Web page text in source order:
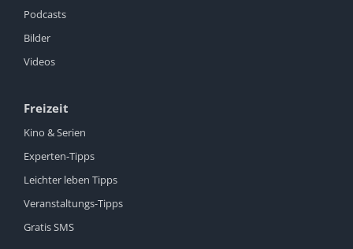
Podcasts
Bilder
Videos
Freizeit
Kino & Serien
Experten-Tipps
Leichter leben Tipps
Veranstaltungs-Tipps
Gratis SMS